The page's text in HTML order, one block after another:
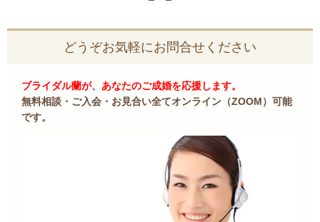
どうぞお気軽にお問合せください
ブライダル蘭が、あなたのご成婚を応援します。
無料相談・ご入会・お見合い全てオンライン（ZOOM）可能
です。